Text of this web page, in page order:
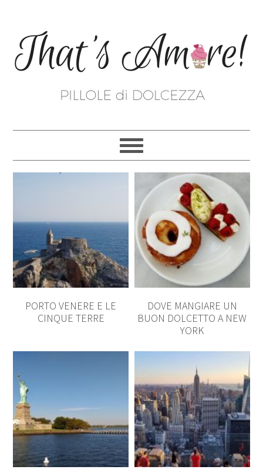
PORTO VENERE E LE
CINQUE TERRE
DOVE MANGIARE UN
BUON DOLCETTO A NEW
YORK